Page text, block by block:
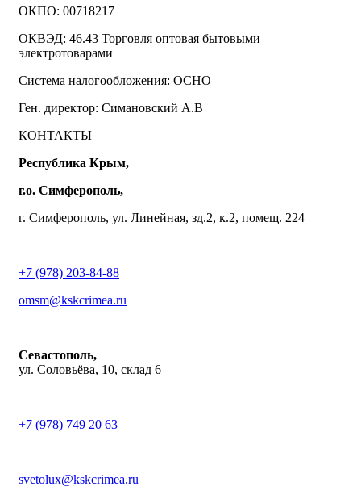
ОКПО: 00718217
ОКВЭД: 46.43 Торговля оптовая бытовыми
электротоварами
Система налогообложения: ОСНО
Ген. директор: Симановский А.В
КОНТАКТЫ
Республика Крым,
г.о. Симферополь,
г. Симферополь, ул. Линейная, зд.2, к.2, помещ. 224
+7 (978) 203-84-88
omsm@kskcrimea.ru
Севастополь,
ул. Соловьёва, 10, склад 6
+7 (978) 749 20 63
svetolux@kskcrimea.ru